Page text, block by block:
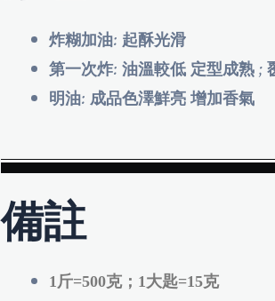
炸糊加油: 起酥光滑
第一次炸: 油溫較低 定型成熟 ;
明油: 成品色澤鮮亮 增加香氣
備註
1斤=500克；1大匙=15克